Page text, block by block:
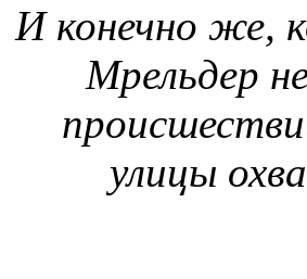
И конечно же,
Мрельдер
улицы